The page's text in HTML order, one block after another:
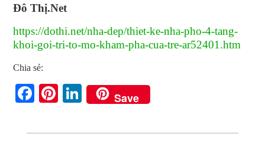
Đô Thị.Net
https://dothi.net/nha-dep/thiet-ke-nha-pho-4-tang-
khoi-goi-tri-to-mo-kham-pha-cua-tre-ar52401.htm
Chia sẻ:
Facebook
Pinterest
LinkedIn
Save